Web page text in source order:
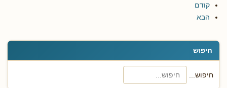
חיפוש
חיפוש...
קודם
הבא